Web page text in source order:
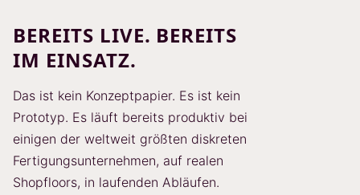
BEREITS LIVE. BEREITS
IM EINSATZ.
Das ist kein Konzeptpapier. Es ist kein
Prototyp. Es läuft bereits produktiv bei
einigen der weltweit größten diskreten
Fertigungsunternehmen, auf realen
Shopfloors, in laufenden Abläufen.